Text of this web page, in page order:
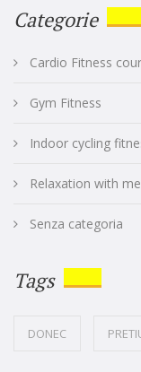
Categorie
Cardio Fitness
Gym Fitness
Indoor cycling
Relaxation with
Senza categoria
Tags
DONEC